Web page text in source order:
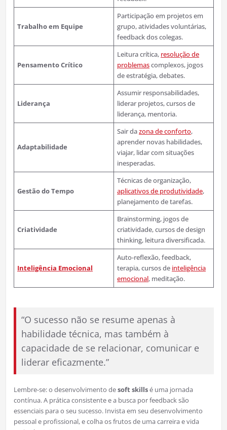
Trabalho em Equipe
Participação em projetos em
grupo, atividades voluntárias,
feedback dos colegas.
Pensamento Crítico
Leitura crítica, resolução de
problemascomplexos, jogos
de estratégia, debates.
Liderança
Assumir responsabilidades,
liderar projetos, cursos de
liderança, mentoria.
Adaptabilidade
Sair dazona de conforto,
aprender novas habilidades,
viajar, lidar com situações
inesperadas.
Gestão do Tempo
Técnicas de organização,
aplicativos de produtividade,
planejamento de tarefas.
Criatividade
Brainstorming, jogos de
criatividade, cursos de design
thinking, leitura diversificada.
Inteligência Emocional
Auto-reflexão, feedback,
terapia, cursos de inteligência
emocional, meditação.
“O sucesso não se resume apenas à
habilidade técnica, mas também à
capacidade de se relacionar, comunicar e
liderar eficazmente.”
Lembre-se: o desenvolvimento desoft skillsé uma jornada
contínua. A prática consistente e a busca por feedback são
essenciais para o seu sucesso. Invista em seu desenvolvimento
pessoal e profissional, e colha os frutos de uma carreira e vida